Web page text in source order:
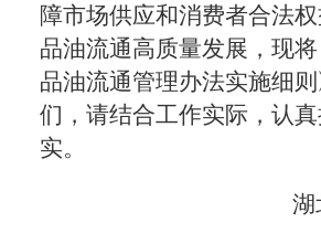
障市场供应和消费者合法
品油流通高质量发展，现
品油流通管理办法实施细
们，请结合工作实际，认
实。